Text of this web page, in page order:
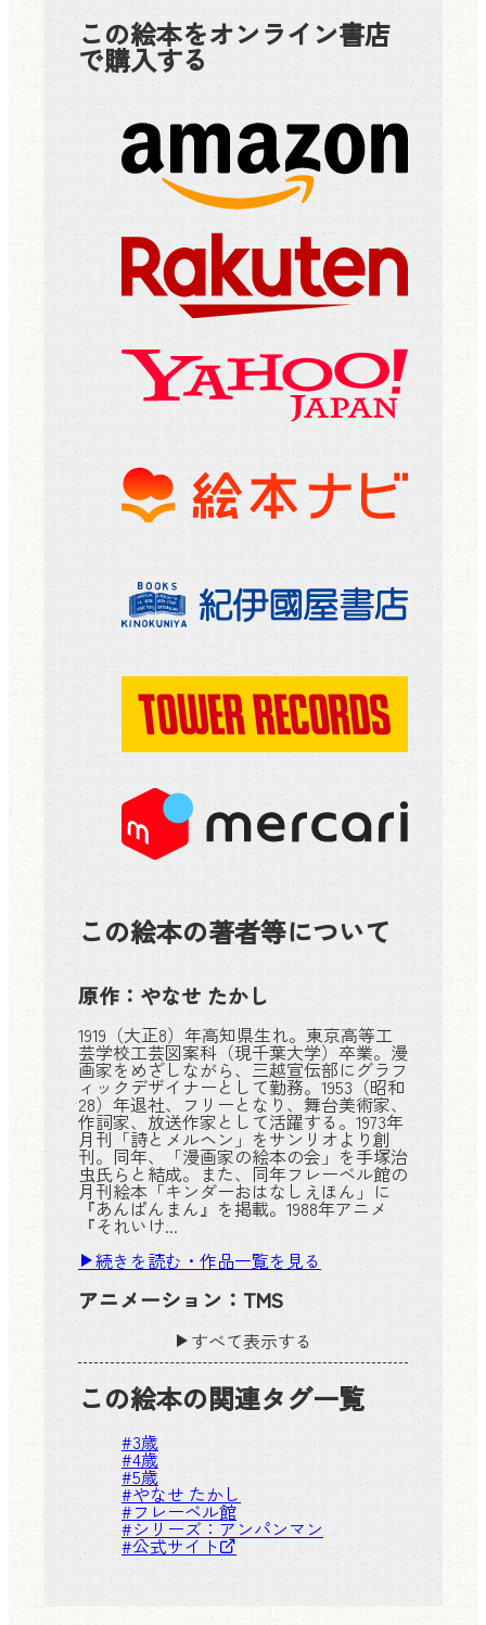
この絵本をオンライン書店
で購入する
この絵本の著者等について
原作： やなせ たかし
1919（大正8）年高知県生れ。東京高等工
芸学校工芸図案科（現千葉大学）卒業。漫
画家をめざしながら、三越宣伝部にグラフ
ィックデザイナーとして勤務。1953（昭和
28）年退社、フリーとなり、舞台美術家、
作詞家、放送作家として活躍する。1973年
月刊「詩とメルヘン」をサンリオより創
刊。同年、「漫画家の絵本の会」を手塚治
虫氏らと結成。また、同年フレーベル館の
月刊絵本「キンダーおはなしえほん」に
『あんぱんまん』を掲載。1988年アニメ
『それいけ...
続きを読む・作品一覧を見る
アニメーション： TMS
すべて表示する
この絵本の関連タグ一覧
#3歳
#4歳
#5歳
#やなせ たかし
#フレーベル館
#シリーズ：アンパンマン
#公式サイト